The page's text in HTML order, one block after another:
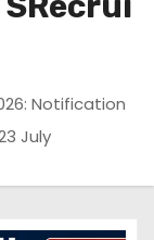
Notification
July